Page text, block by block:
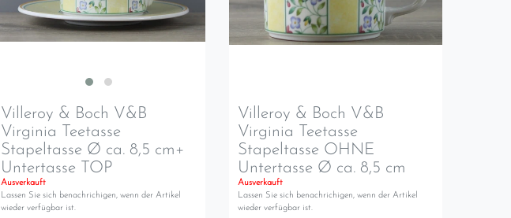
Villeroy & Boch V&B
Virginia Teetasse
Stapeltasse Ø ca. 8,5 cm+
Untertasse TOP
Ausverkauft
Lassen Sie sich benachrichigen, wenn der Artikel
wieder verfügbar ist.
Villeroy & Boch V&B
Virginia Teetasse
Stapeltasse OHNE
Untertasse Ø ca. 8,5 cm
Ausverkauft
Lassen Sie sich benachrichigen, wenn der Artikel
wieder verfügbar ist.